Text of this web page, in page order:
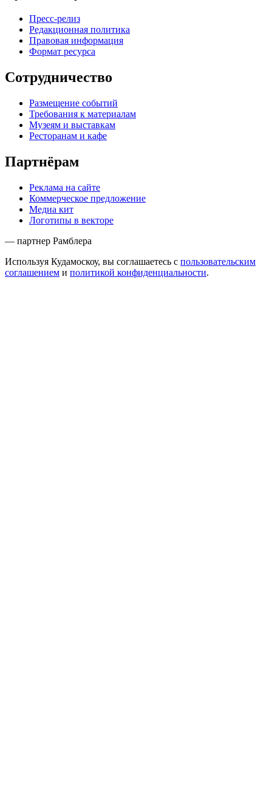
Пресс-релиз
Редакционная политика
Правовая информация
Формат ресурса
Сотрудничество
Размещение событий
Требования к материалам
Музеям и выставкам
Ресторанам и кафе
Партнёрам
Реклама на сайте
Коммерческое предложение
Медиа кит
Логотипы в векторе
— партнер Рамблера
Используя Кудамоскоу, вы соглашаетесь с пользовательским
соглашением и политикой конфиденциальности.